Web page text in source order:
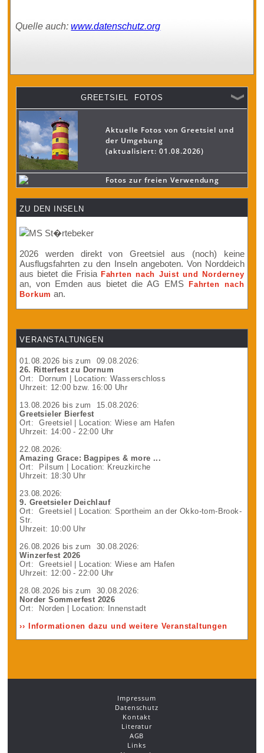
Quelle auch:www.datenschutz.org
GREETSIEL FOTOS
Aktuelle Fotos von Greetsiel und
der Umgebung
(aktualisiert: 01.08.2026)
Fotos zur freien Verwendung
ZU DEN INSELN
2026 werden direkt von Greetsiel aus (noch) keine
Ausflugsfahrten zu den Inseln angeboten. Von Norddeich
aus bietet die Frisia Fahrten nach Juist und Norderney
an, von Emden aus bietet die AG EMSFahrten nach
Borkum an.
VERANSTALTUNGEN
01.08.2026 bis zum 09.08.2026:
26. Ritterfest zu Dornum
Ort:
Dornum
| Location: Wasserschloss
Uhrzeit: 12:00 bzw. 16:00 Uhr
13.08.2026 bis zum 15.08.2026:
Greetsieler Bierfest
Ort:
Greetsiel
| Location: Wiese am Hafen
Uhrzeit: 14:00 - 22:00 Uhr
22.08.2026:
Amazing Grace: Bagpipes & more ...
Ort:
Pilsum
| Location: Kreuzkirche
Uhrzeit: 18:30 Uhr
23.08.2026:
9. Greetsieler Deichlauf
Ort:
Greetsiel
| Location: Sportheim an der Okko-tom-Brook-
Str.
Uhrzeit: 10:00 Uhr
26.08.2026 bis zum 30.08.2026:
Winzerfest 2026
Ort:
Greetsiel
| Location: Wiese am Hafen
Uhrzeit: 12:00 - 22:00 Uhr
28.08.2026 bis zum 30.08.2026:
Norder Sommerfest 2026
Ort:
Norden | Location: Innenstadt
›› Informationen dazu und weitere Veranstaltungen
Impressum
Datenschutz
Kontakt
Literatur
AGB
Links